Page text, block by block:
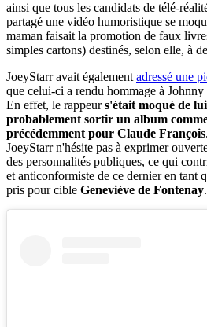
ainsi que tous les candidats de télé-
partagé une vidéo humoristique se
maman faisait la promotion de faux
simples cartons) destinés, selon elle, à
JoeyStarr avait égalementadressé une
que celui-ci a rendu hommage à
En effet, le rappeurs'était moqué de
probablement sortir un album
précédemment pour Claude François
JoeyStarr n'hésite pas à exprimer
des personnalités publiques, ce qui
et anticonformiste de ce dernier en tant
pris pour cible Geneviève de Fontenay.